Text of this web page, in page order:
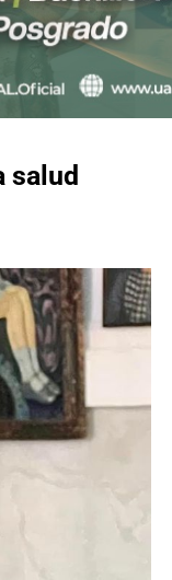
salud